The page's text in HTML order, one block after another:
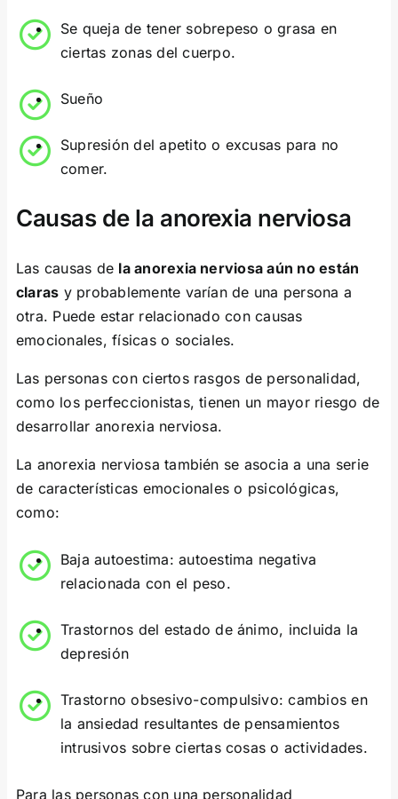
Se queja de tener sobrepeso o grasa en
ciertas zonas del cuerpo.
Sueño
Supresión del apetito o excusas para no
comer.
Causas de la anorexia nerviosa
Las causas de la anorexia nerviosa aún no están
claras y probablemente varían de una persona a
otra. Puede estar relacionado con causas
emocionales, físicas o sociales.
Las personas con ciertos rasgos de personalidad,
como los perfeccionistas, tienen un mayor riesgo de
desarrollar anorexia nerviosa.
La anorexia nerviosa también se asocia a una serie
de características emocionales o psicológicas,
como:
Baja autoestima: autoestima negativa
relacionada con el peso.
Trastornos del estado de ánimo, incluida la
depresión
Trastorno obsesivo-compulsivo: cambios en
la ansiedad resultantes de pensamientos
intrusivos sobre ciertas cosas o actividades.
Para las personas con una personalidad